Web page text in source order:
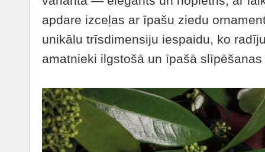
apdare izceļas ar īpašu ziedu
unikālu trīsdimensiju iespaidu, ko
amatnieki ilgstošā un īpašā